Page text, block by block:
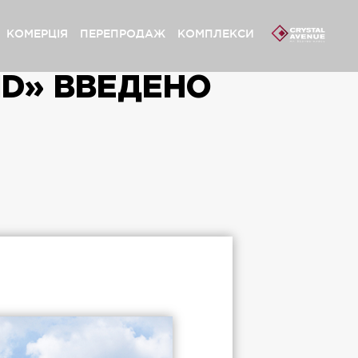
КОМЕРЦІЯ ПЕРЕПРОДАЖ КОМПЛЕКСИ
ВВЕДЕНО